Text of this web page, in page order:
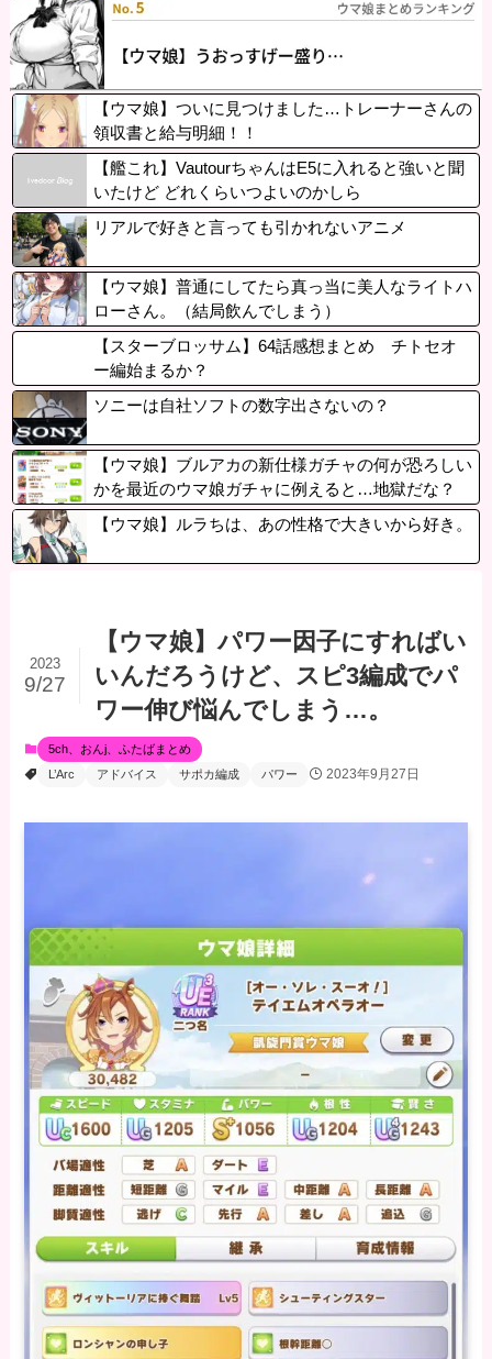
【ウマ娘】ついに見つけました…トレーナーさんの
領収書と給与明細！！
【艦これ】VautourちゃんはE5に入れると強いと聞
いたけど どれくらいつよいのかしら
リアルで好きと言っても引かれないアニメ
【ウマ娘】普通にしてたら真っ当に美人なライトハ
ローさん。（結局飲んでしまう）
【スターブロッサム】64話感想まとめ チトセオ
ー編始まるか？
ソニーは自社ソフトの数字出さないの？
【ウマ娘】ブルアカの新仕様ガチャの何が恐ろしい
かを最近のウマ娘ガチャに例えると…地獄だな？
【ウマ娘】ルラちは、あの性格で大きいから好き。
【ウマ娘】パワー因子にすればい
いんだろうけど、スピ3編成でパ
ワー伸び悩んでしまう…。
2023
9/27
5ch、おんj、ふたばまとめ
L’Arc
アドバイス サポカ編成 パワー 2023年9月27日